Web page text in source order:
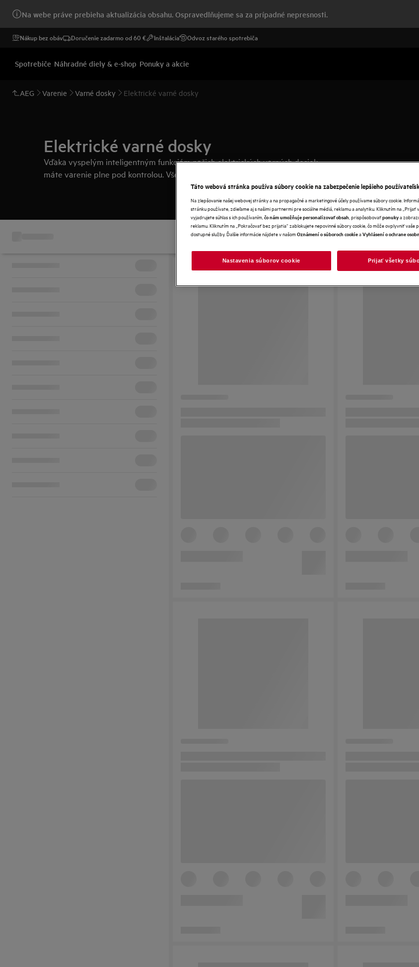
Na webe práve prebieha aktualizácia obsahu. Ospravedlňujeme sa za prípadné nepresnosti.
Nákup bez obáv Doručenie zadarmo od 60 € Inštalácia Odvoz starého spotrebiča
Spotrebiče Náhradné diely & e-shop Ponuky a akcie
AEG Varenie Varné dosky Elektrické varné dosky
Elektrické varné dosky
Vďaka vyspelým inteligentným funkciám našich elektrických varných dosiek
máte varenie plne pod kontrolou. Všetko potrebné nastavíte jedným prstom.
Táto webová stránka používa súbory cookie na zabezpečenie lepšieho
Na zlepšovanie našej webovej stránky a na propagačné a marketingové účely používame súbory cookie.
stránku používate, zdieľame aj s našimi partnermi pre sociálne médiá, reklamu a analytiku. Kliknutím na „Prijať
vyjadrujete súhlas s ich používaním, čo nám umožňuje personalizovať obsah , prispôsobovaťponukya
reklamu. Kliknutím na „Pokračovať bez prijatia“ zablokujete nepovinné súbory cookie, čo môže ovplyvniť vaše
dostupné služby. Ďalšie informácie nájdete v našomOznámení o súboroch cookieaVyhlásení o ochrane
Nastavenia súborov cookie Prijať všetky